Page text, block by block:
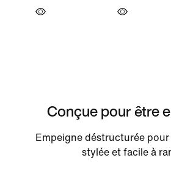
Conçue pour être
Empeigne déstructurée
stylée et facile à